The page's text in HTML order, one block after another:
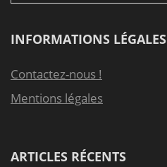
INFORMATIONS LÉGALES
Contactez-nous !
Mentions légales
ARTICLES RÉCENTS